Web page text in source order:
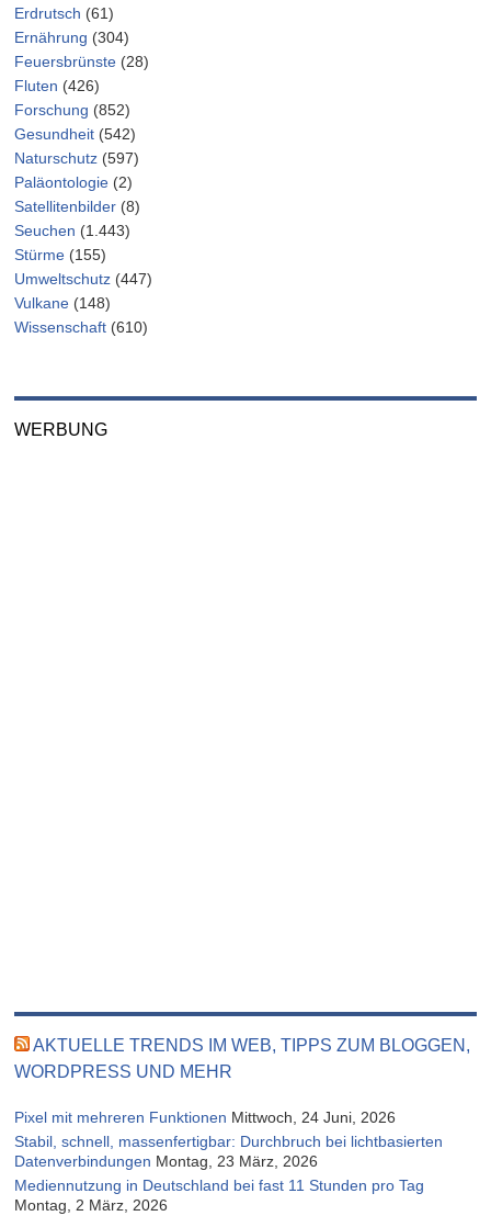
Erdrutsch (61)
Ernährung (304)
Feuersbrünste (28)
Fluten (426)
Forschung (852)
Gesundheit (542)
Naturschutz (597)
Paläontologie (2)
Satellitenbilder (8)
Seuchen (1.443)
Stürme (155)
Umweltschutz (447)
Vulkane (148)
Wissenschaft (610)
WERBUNG
AKTUELLE TRENDS IM WEB, TIPPS ZUM BLOGGEN,
WORDPRESS UND MEHR
Pixel mit mehreren Funktionen Mittwoch, 24 Juni, 2026
Stabil, schnell, massenfertigbar: Durchbruch bei lichtbasierten
Datenverbindungen Montag, 23 März, 2026
Mediennutzung in Deutschland bei fast 11 Stunden pro Tag
Montag, 2 März, 2026